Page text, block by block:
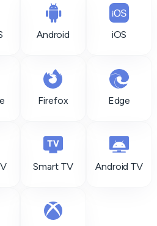
Android iOS
Firefox Edge
Smart TV Android TV